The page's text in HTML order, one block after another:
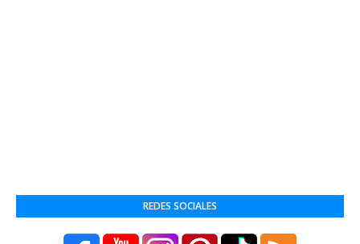
REDES SOCIALES